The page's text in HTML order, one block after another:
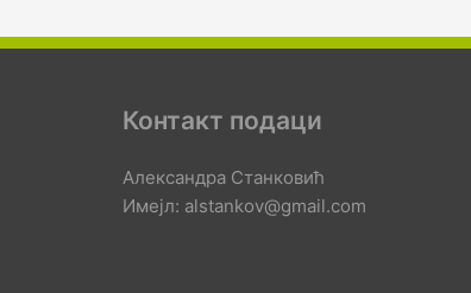
Контакт подаци
Александра Станковић
Имејл: alstankov@gmail.com